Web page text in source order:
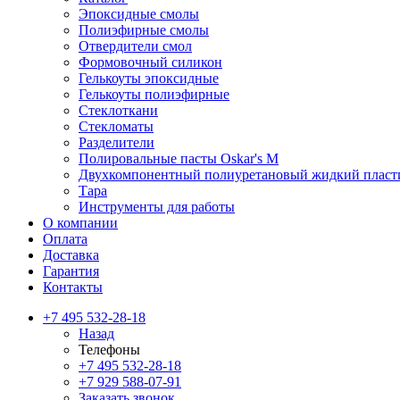
Эпоксидные смолы
Полиэфирные смолы
Отвердители смол
Формовочный силикон
Гелькоуты эпоксидные
Гелькоуты полиэфирные
Стеклоткани
Стекломаты
Разделители
Полировальные пасты Oskar's M
Двухкомпонентный полиуретановый жидкий
Тара
Инструменты для работы
О компании
Оплата
Доставка
Гарантия
Контакты
+7 495 532-28-18
Назад
Телефоны
+7 495 532-28-18
+7 929 588-07-91